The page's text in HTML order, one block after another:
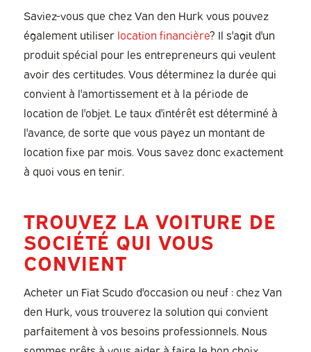
Saviez-vous que chez Van den Hurk vous pouvez
également utiliser location financière? Il s'agit d'un
produit spécial pour les entrepreneurs qui veulent
avoir des certitudes. Vous déterminez la durée qui
convient à l'amortissement et à la période de
location de l'objet. Le taux d'intérêt est déterminé à
l'avance, de sorte que vous payez un montant de
location fixe par mois. Vous savez donc exactement
à quoi vous en tenir.
TROUVEZ LA VOITURE DE
SOCIÉTÉ QUI VOUS
CONVIENT
Acheter un Fiat Scudo d'occasion ou neuf : chez Van
den Hurk, vous trouverez la solution qui convient
parfaitement à vos besoins professionnels. Nous